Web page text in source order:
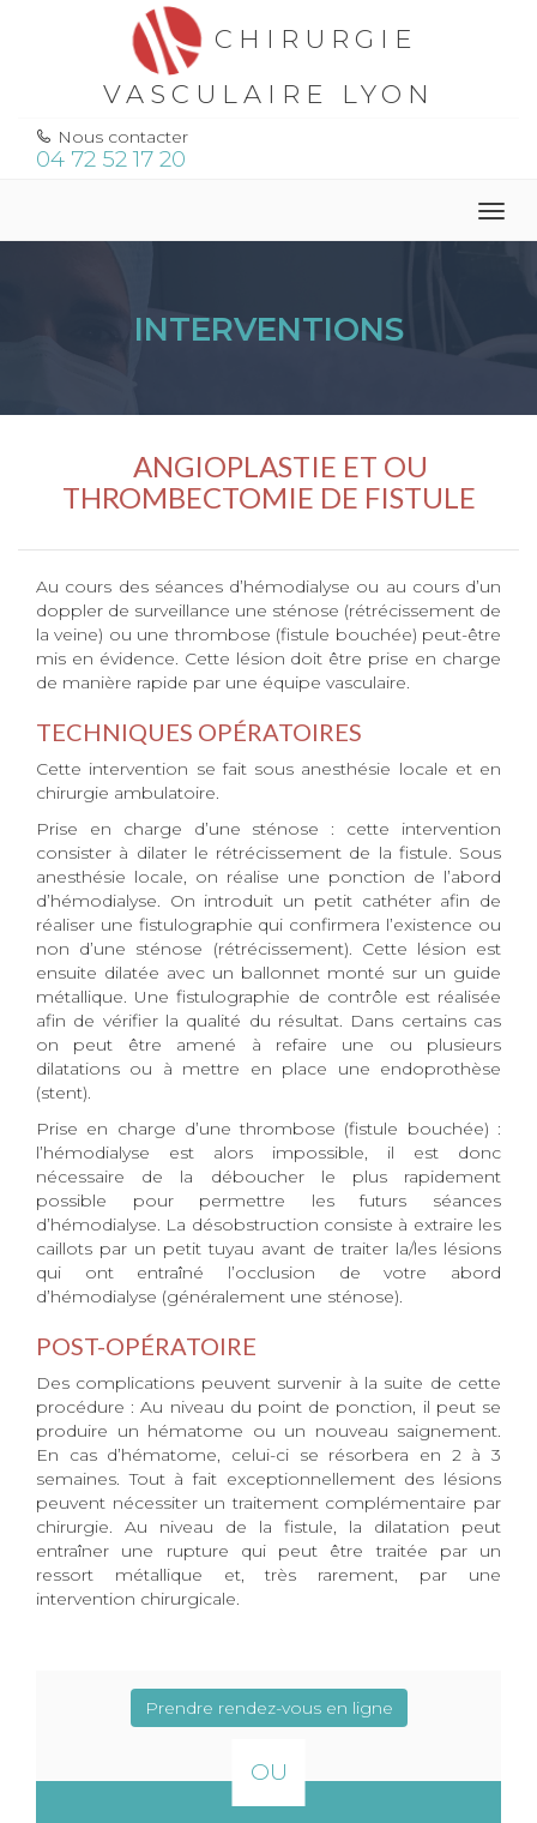
CHIRURGIE
VASCULAIRE LYON
Nous contacter
04 72 52 17 20
INTERVENTIONS
ANGIOPLASTIE ET OU
THROMBECTOMIE DE FISTULE
Au cours des séances d’hémodialyse ou au cours d’un
doppler de surveillance une sténose (rétrécissement de
la veine) ou une thrombose (fistule bouchée) peut-être
mis en évidence. Cette lésion doit être prise en charge
de manière rapide par une équipe vasculaire.
TECHNIQUES OPÉRATOIRES
Cette intervention se fait sous anesthésie locale et en
chirurgie ambulatoire.
Prise en charge d’une sténose : cette intervention
consister à dilater le rétrécissement de la fistule. Sous
anesthésie locale, on réalise une ponction de l’abord
d’hémodialyse. On introduit un petit cathéter afin de
réaliser une fistulographie qui confirmera l’existence ou
non d’une sténose (rétrécissement). Cette lésion est
ensuite dilatée avec un ballonnet monté sur un guide
métallique. Une fistulographie de contrôle est réalisée
afin de vérifier la qualité du résultat. Dans certains cas
on peut être amené à refaire une ou plusieurs
dilatations ou à mettre en place une endoprothèse
(stent).
Prise en charge d’une thrombose (fistule bouchée) :
l’hémodialyse est alors impossible, il est donc
nécessaire de la déboucher le plus rapidement
possible pour permettre les futurs séances
d’hémodialyse. La désobstruction consiste à extraire les
caillots par un petit tuyau avant de traiter la/les lésions
qui ont entraîné l’occlusion de votre abord
d’hémodialyse (généralement une sténose).
POST-OPÉRATOIRE
Des complications peuvent survenir à la suite de cette
procédure : Au niveau du point de ponction, il peut se
produire un hématome ou un nouveau saignement.
En cas d’hématome, celui-ci se résorbera en 2 à 3
semaines. Tout à fait exceptionnellement des lésions
peuvent nécessiter un traitement complémentaire par
chirurgie. Au niveau de la fistule, la dilatation peut
entraîner une rupture qui peut être traitée par un
ressort métallique et, très rarement, par une
intervention chirurgicale.
Prendre rendez-vous en ligne
OU